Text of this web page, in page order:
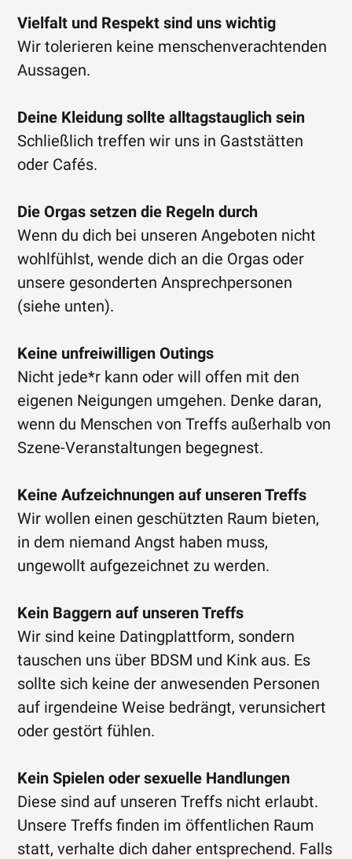
Vielfalt und Respekt sind uns wichtig
Wir tolerieren keine menschenverachtenden
Aussagen.
Deine Kleidung sollte alltagstauglich sein
Schließlich treffen wir uns in Gaststätten
oder Cafés.
Die Orgas setzen die Regeln durch
Wenn du dich bei unseren Angeboten nicht
wohlfühlst, wende dich an die Orgas oder
unsere gesonderten Ansprechpersonen
(siehe unten).
Keine unfreiwilligen Outings
Nicht jede*r kann oder will offen mit den
eigenen Neigungen umgehen. Denke daran,
wenn du Menschen von Treffs außerhalb von
Szene-Veranstaltungen begegnest.
Keine Aufzeichnungen auf unseren Treffs
Wir wollen einen geschützten Raum bieten,
in dem niemand Angst haben muss,
ungewollt aufgezeichnet zu werden.
Kein Baggern auf unseren Treffs
Wir sind keine Datingplattform, sondern
tauschen uns über BDSM und Kink aus. Es
sollte sich keine der anwesenden Personen
auf irgendeine Weise bedrängt, verunsichert
oder gestört fühlen.
Kein Spielen oder sexuelle Handlungen
Diese sind auf unseren Treffs nicht erlaubt.
Unsere Treffs finden im öffentlichen Raum
statt, verhalte dich daher entsprechend. Falls